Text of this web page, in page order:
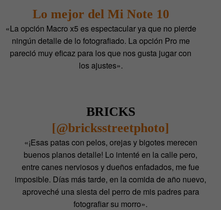
Lo mejor del Mi Note 10
«La opción Macro x5 es espectacular ya que no pierde
ningún detalle de lo fotografiado. La opción Pro me
pareció muy eficaz para los que nos gusta jugar con
los ajustes».
BRICKS
[@bricksstreetphoto]
«¡Esas patas con pelos, orejas y bigotes merecen
buenos planos detalle! Lo intenté en la calle pero,
entre canes nerviosos y dueños enfadados, me fue
imposible. Días más tarde, en la comida de año nuevo,
aproveché una siesta del perro de mis padres para
fotografiar su morro».